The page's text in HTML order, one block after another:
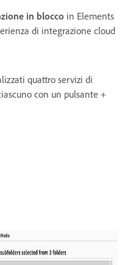
in blocco in Elements
di integrazione cloud
quattro servizi di
con un pulsante +